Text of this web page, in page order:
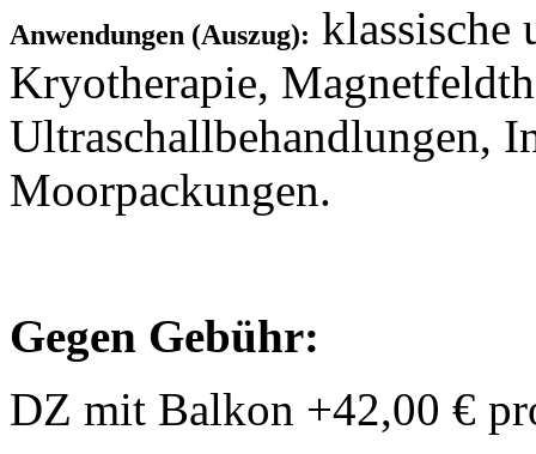
Anwendungen (Auszug): klassische
Kryotherapie,
Ultraschallbehandlungen,
Moorpackungen.
Gegen Gebühr:
DZ mit Balkon +42,00 €